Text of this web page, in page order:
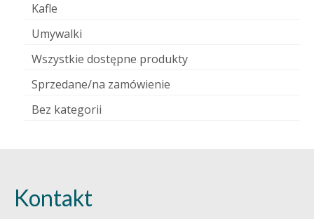
Kafle
Umywalki
Wszystkie dostępne produkty
Sprzedane/na zamówienie
Bez kategorii
Kontakt